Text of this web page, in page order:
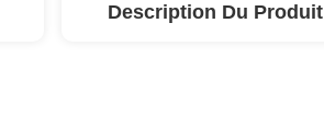
Description Du Produit